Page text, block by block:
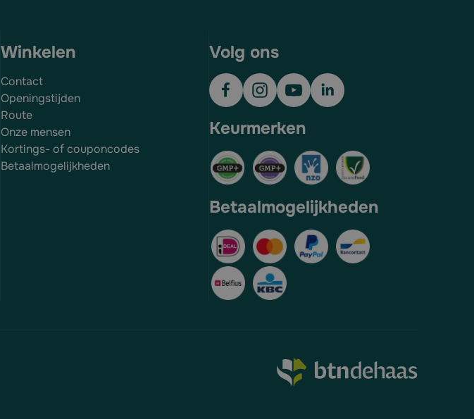
Winkelen
Contact
Openingstijden
Route
Onze mensen
Kortings- of couponcodes
Betaalmogelijkheden
Volg ons
Keurmerken
Betaalmogelijkheden